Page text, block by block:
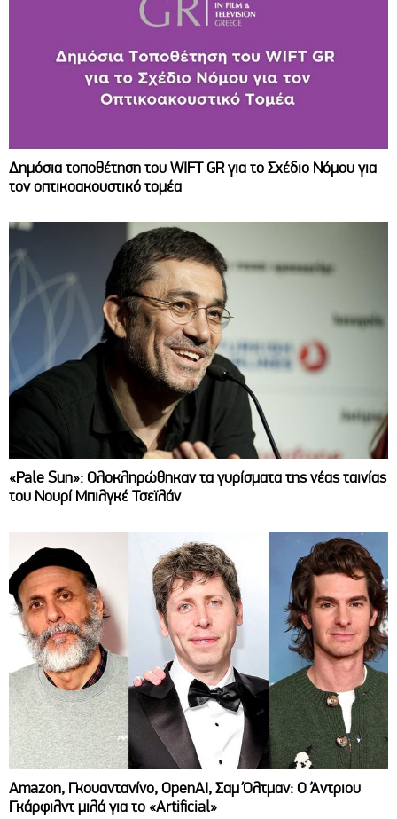
Δημόσια τοποθέτηση του WIFT GR για το Σχέδιο Νόμου για
τον οπτικοακουστικό τομέα
«Pale Sun»: Ολοκληρώθηκαν τα γυρίσματα της νέας ταινίας
του Νουρί Μπιλγκέ Τσεϊλάν
Amazon, Γκουαντανίνο, OpenAI, Σαμ Όλτμαν: Ο Άντριου
Γκάρφιλντ μιλά για το «Artificial»